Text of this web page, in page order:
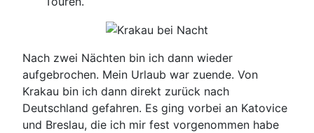
Nach zwei Nächten bin ich dann wieder
aufgebrochen. Mein Urlaub war zuende. Von
Krakau bin ich dann direkt zurück nach
Deutschland gefahren. Es ging vorbei an Katovice
und Breslau, die ich mir fest vorgenommen habe